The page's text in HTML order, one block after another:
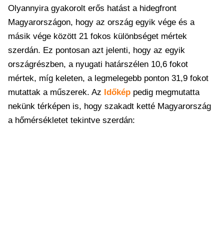
Olyannyira gyakorolt erős hatást a hidegfront
Magyarországon, hogy az ország egyik vége és a
másik vége között 21 fokos különbséget mértek
szerdán. Ez pontosan azt jelenti, hogy az egyik
országrészben, a nyugati határszélen 10,6 fokot
mértek, míg keleten, a legmelegebb ponton 31,9 fokot
mutattak a műszerek. Az Időkép pedig megmutatta
nekünk térképen is, hogy szakadt ketté Magyarország
a hőmérsékletet tekintve szerdán: